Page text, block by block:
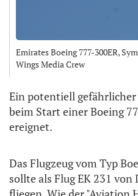
Emirates Boeing 777-300ER,
Wings Media Crew
Ein potentiell
beim Start einer Boeing
ereignet.
Das Flugzeug vom Typ
sollte als Flug EK 231